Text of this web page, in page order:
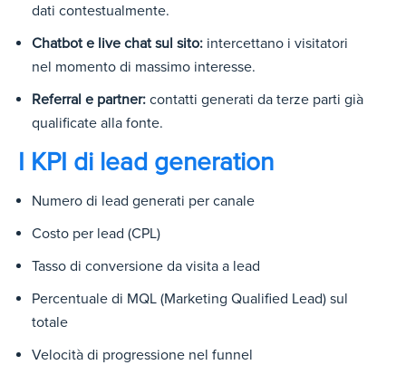
dati contestualmente.
Chatbot e live chat sul sito: intercettano i visitatori
nel momento di massimo interesse.
Referral e partner: contatti generati da terze parti già
qualificate alla fonte.
I KPI di lead generation
Numero di lead generati per canale
Costo per lead (CPL)
Tasso di conversione da visita a lead
Percentuale di MQL (Marketing Qualified Lead) sul
totale
Velocità di progressione nel funnel